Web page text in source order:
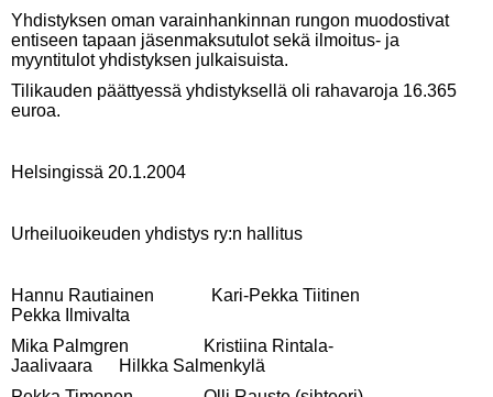
Yhdistyksen oman varainhankinnan rungon muodostivat
entiseen tapaan jäsenmaksutulot sekä ilmoitus- ja
myyntitulot yhdistyksen julkaisuista.
Tilikauden päättyessä yhdistyk­sellä oli rahavaroja 16.365
euroa.
Helsingissä 20.1.2004
Urheiluoikeuden yhdistys ry:n hallitus
Hannu Rautiainen Kari-Pekka Tiitinen
Pekka Ilmivalta
Mika Palmgren Kristiina Rintala-
Jaalivaara Hilkka Salmenkylä